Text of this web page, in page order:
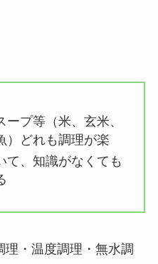
プ等（米、玄米、
）どれも調理が楽
て、知識がなくても
・温度調理・無水調